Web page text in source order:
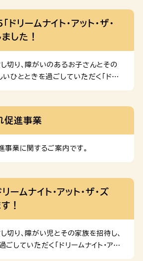
ー等で実施している健康診査につい
ます。 (5)産後ケア事業 医療機関等
となります。 対象児童 福岡市在住
８年４月１日時点で18歳未満であ
児・特別な支援が必要な児童と、その
駐車料金も無料） 申込定員 各日
申込期間 2026年８月10日(月)～９
alias/ […]
ームナイト・アット・ザ・
した！
切り、障がいのあるお子さんとその
いひとときを過ごしていただく「ドリ
を通して、子どもたちが思い思いに
イベントとなりました！ 当日の様子
エサやりやガイドを行ってくれまし
入っていました。 イヤーマフやサン
グ（※）の貸し出しを行いました。※
いときに役立つおもちゃやミニ絵本
どもたちがイヤーマフを使用してく
援 […]
促進事業
事業に関するご案内です。
リームナイト・アット・ザ・ズ
！
切り、障がい児とその家族を招待し、
していただく「ドリームナイト・アッ